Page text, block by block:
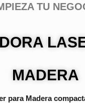
TU
MADERA
para Madera